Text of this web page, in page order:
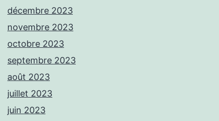
décembre 2023
novembre 2023
octobre 2023
septembre 2023
août 2023
juillet 2023
juin 2023